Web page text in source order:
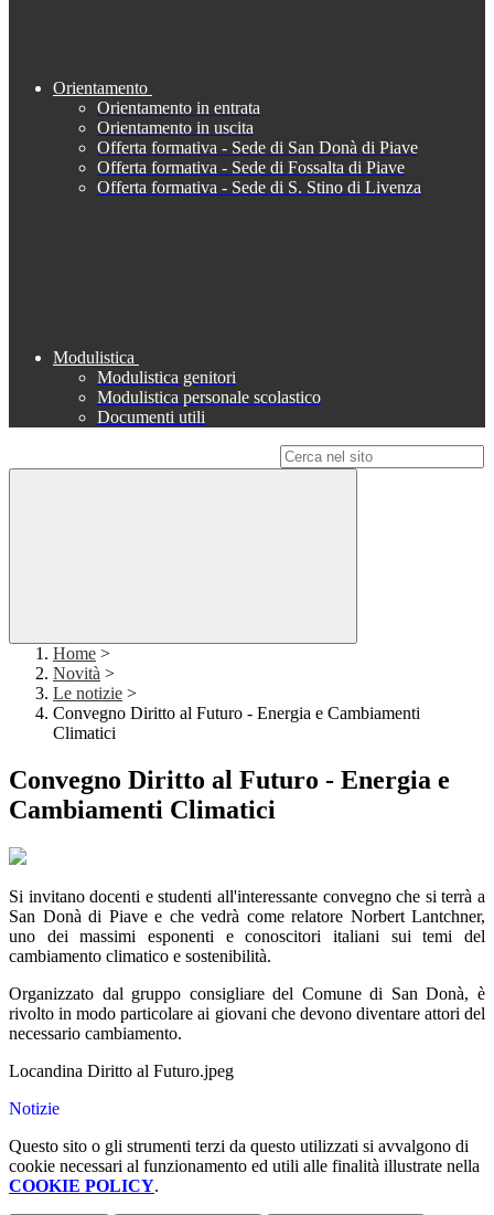
Orientamento
Orientamento in entrata
Orientamento in uscita
Offerta formativa - Sede di San Donà di Piave
Offerta formativa - Sede di Fossalta di Piave
Offerta formativa - Sede di S. Stino di Livenza
Modulistica
Modulistica genitori
Modulistica personale scolastico
Documenti utili
Home >
Novità >
Le notizie >
Convegno Diritto al Futuro - Energia e Cambiamenti
Climatici
Convegno Diritto al Futuro - Energia e
Cambiamenti Climatici
Si invitano docenti e studenti all'interessante convegno che si terrà a
San Donà di Piave e che vedrà come relatore Norbert Lantchner,
uno dei massimi esponenti e conoscitori italiani sui temi del
cambiamento climatico e sostenibilità.
Organizzato dal gruppo consigliare del Comune di San Donà, è
rivolto in modo particolare ai giovani che devono diventare attori del
necessario cambiamento.
Locandina Diritto al Futuro.jpeg
Notizie
Questo sito o gli strumenti terzi da questo utilizzati si avvalgono di
cookie necessari al funzionamento ed utili alle finalità illustrate nella
COOKIE POLICY.